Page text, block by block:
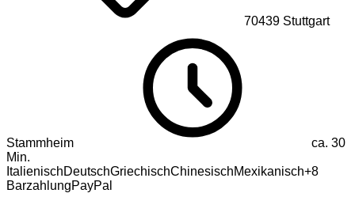
70439 Stuttgart
Stammheim ca. 30
Min.
ItalienischDeutschGriechischChinesischMexikanisch+8
BarzahlungPayPal